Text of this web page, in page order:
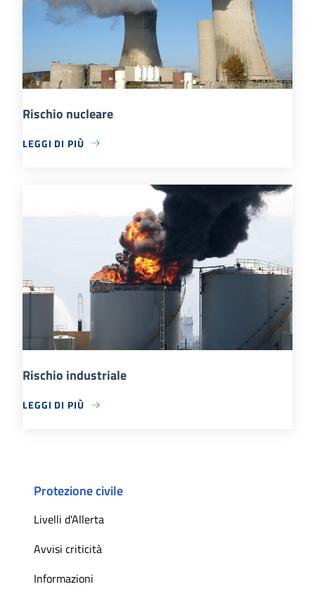
Rischio nucleare
LEGGI DI PIÙ
Rischio industriale
LEGGI DI PIÙ
Protezione civile
Livelli d'Allerta
Avvisi criticità
Informazioni